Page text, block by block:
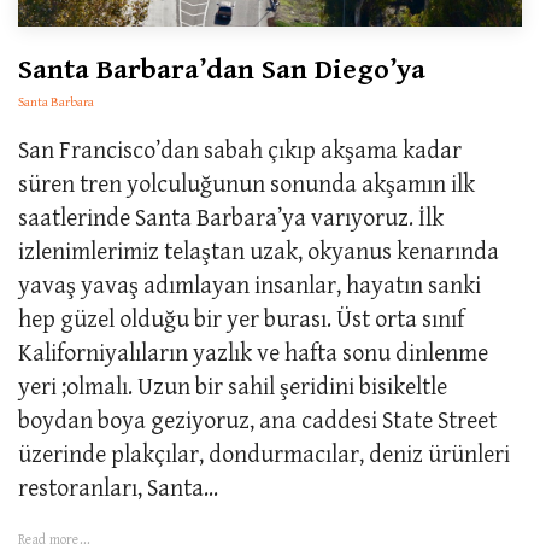
Santa Barbara’dan San Diego’ya
Santa Barbara
San Francisco’dan sabah çıkıp akşama kadar
süren tren yolculuğunun sonunda akşamın ilk
saatlerinde Santa Barbara’ya varıyoruz. İlk
izlenimlerimiz telaştan uzak, okyanus kenarında
yavaş yavaş adımlayan insanlar, hayatın sanki
hep güzel olduğu bir yer burası. Üst orta sınıf
Kaliforniyalıların yazlık ve hafta sonu dinlenme
yeri ;olmalı. Uzun bir sahil şeridini bisikeltle
boydan boya geziyoruz, ana caddesi State Street
üzerinde plakçılar, dondurmacılar, deniz ürünleri
restoranları, Santa...
Read more...